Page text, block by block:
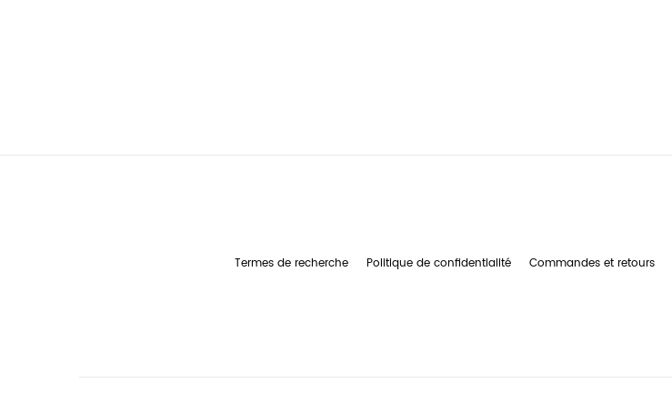
Termes de recherche Politique de confidentialité Commandes et retours